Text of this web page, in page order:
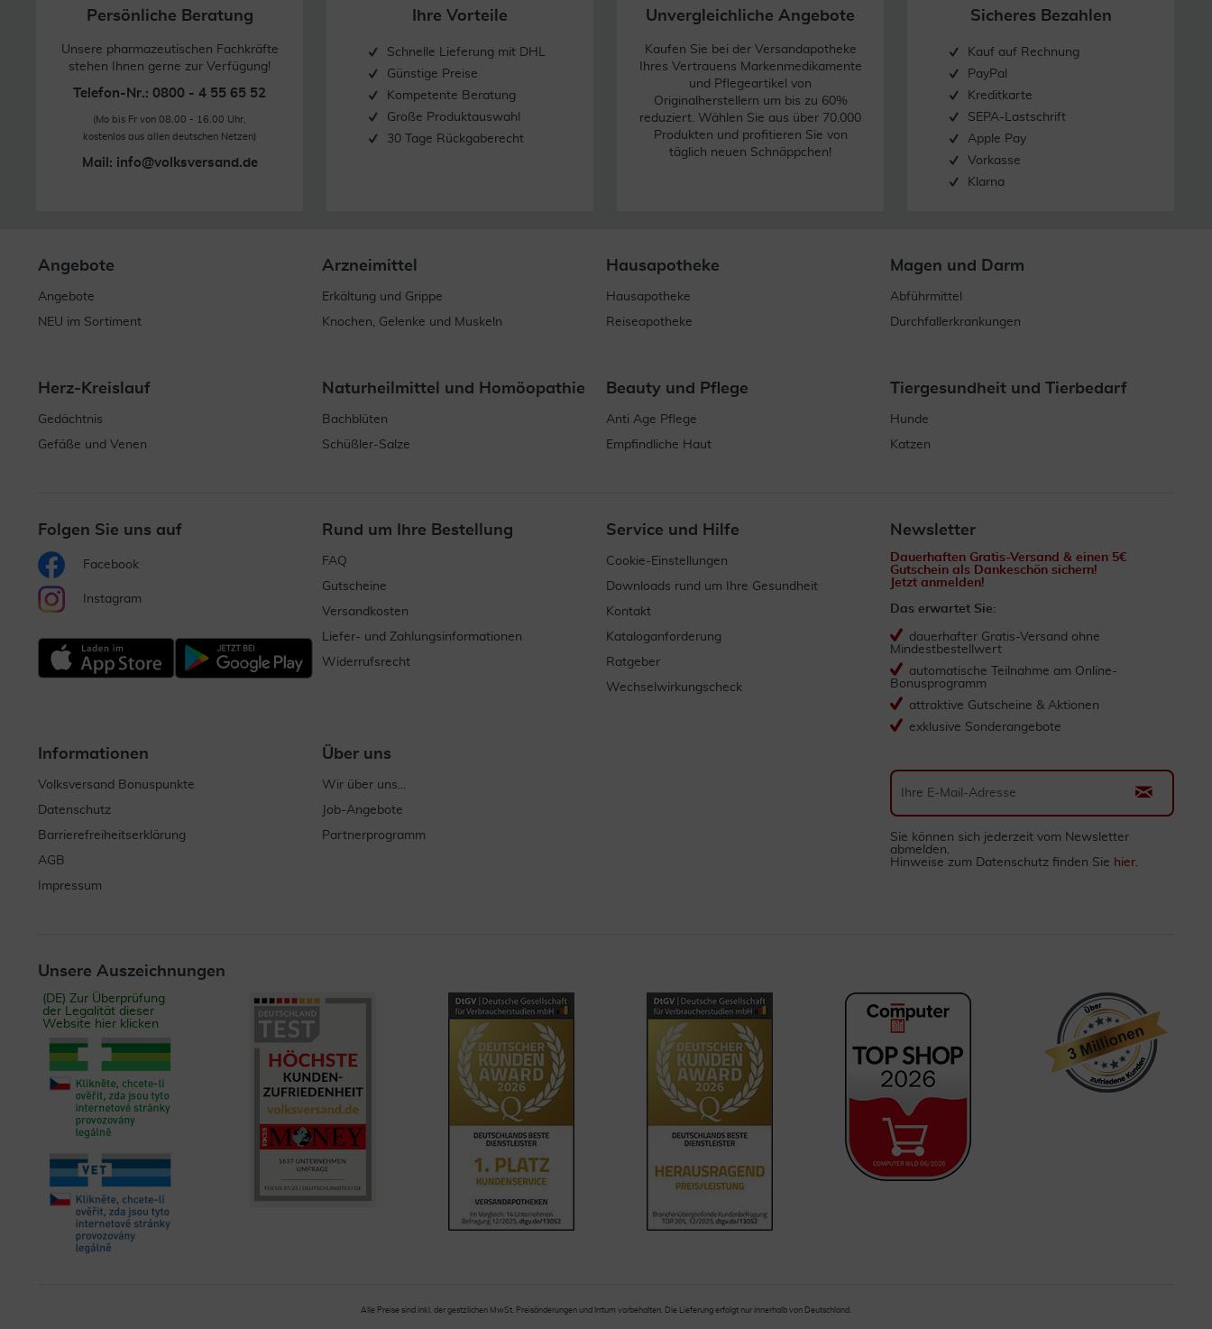
Persönliche Beratung
Unsere pharmazeutischen Fachkräfte
stehen Ihnen gerne zur Verfügung!
Telefon-Nr.: 0800 - 4 55 65 52
(Mo bis Fr von 08.00 - 16.00 Uhr,
kostenlos aus allen deutschen Netzen)
Mail: info@volksversand.de
Ihre Vorteile
Schnelle Lieferung mit DHL
Günstige Preise
Kompetente Beratung
Große Produktauswahl
30 Tage Rückgaberecht
Unvergleichliche Angebote
Kaufen Sie bei der Versandapotheke
Ihres Vertrauens Markenmedikamente
und Pflegeartikel von
Originalherstellern um bis zu 60%
reduziert. Wählen Sie aus über 70.000
Produkten und profitieren Sie von
täglich neuen Schnäppchen!
Sicheres Bezahlen
Kauf auf Rechnung
PayPal
Kreditkarte
SEPA-Lastschrift
Apple Pay
Vorkasse
Klarna
Angebote
Angebote
NEU im Sortiment
Arzneimittel
Erkältung und Grippe
Knochen, Gelenke und Muskeln
Hausapotheke
Hausapotheke
Reiseapotheke
Magen und Darm
Abführmittel
Durchfallerkrankungen
Herz-Kreislauf
Gedächtnis
Gefäße und Venen
Naturheilmittel und Homöopathie
Bachblüten
Schüßler-Salze
Beauty und Pflege
Anti Age Pflege
Empfindliche Haut
Tiergesundheit und Tierbedarf
Hunde
Katzen
Folgen Sie uns auf
Facebook
Instagram
Rund um Ihre Bestellung
FAQ
Gutscheine
Versandkosten
Liefer- und Zahlungsinformationen
Widerrufsrecht
Service und Hilfe
Cookie-Einstellungen
Downloads rund um Ihre Gesundheit
Kontakt
Kataloganforderung
Ratgeber
Wechselwirkungscheck
Informationen
Volksversand Bonuspunkte
Datenschutz
Barrierefreiheitserklärung
AGB
Impressum
Über uns
Wir über uns...
Job-Angebote
Partnerprogramm
Newsletter
Dauerhaften Gratis-Versand & einen 5€
Gutschein als Dankeschön sichern!
Jetzt anmelden!
Das erwartet Sie:
dauerhafter Gratis-Versand ohne
Mindestbestellwert
automatische Teilnahme am Online-
Bonusprogramm
attraktive Gutscheine & Aktionen
exklusive Sonderangebote
Sie können sich jederzeit vom Newsletter
abmelden.
Hinweise zum Datenschutz finden Sie hier.
Unsere Auszeichnungen
(DE) Zur Überprüfung
der Legalität dieser
Website hier klicken
Alle Preise sind inkl. der gestzlichen MwSt. Preisänderungen und Irrtum vorbehalten. Die Lieferung erfolgt nur innerhalb von Deutschland.